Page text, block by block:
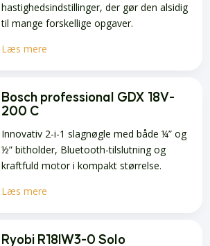
hastighedsindstillinger, der gør den alsidig
til mange forskellige opgaver.
Læs mere
Bosch professional GDX 18V-
200 C
Innovativ 2-i-1 slagnøgle med både ¼” og
½” bitholder, Bluetooth-tilslutning og
kraftfuld motor i kompakt størrelse.
Læs mere
Ryobi R18IW3-0 Solo